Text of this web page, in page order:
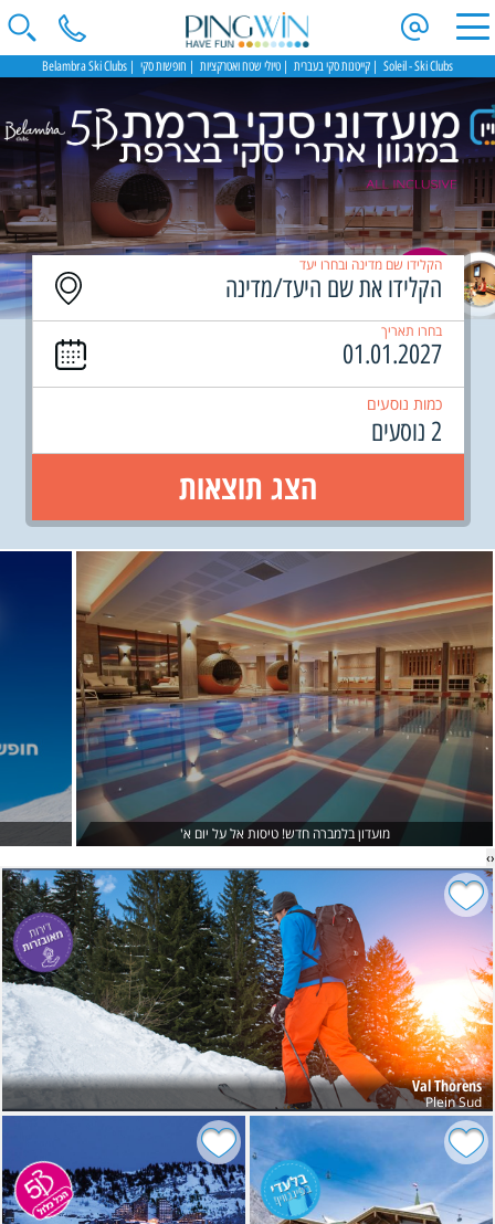
Soleil - Ski Clubs קייטנות סקי בעברית טיולי שטח ואטרקציות חופשות סקי Belambra Ski Clubs
‹
›
הקלידו שם מדינה ובחרו יעד
בחרו תאריך
כמות נוסעים
2 נוסעים
הצג תוצאות
מועדון בלמברה חדש! טיסות אל על יום א'
‹
›
Val Thorens
Plein Sud